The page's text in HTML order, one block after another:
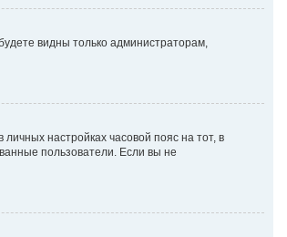
будете видны только администраторам,
настройках часовой пояс на тот, в
пользователи. Если вы не